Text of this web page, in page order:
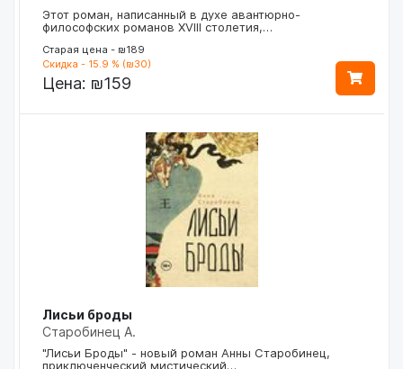
Этот роман, написанный в духе авантюрно-
философских романов XVIII столетия,…
Старая цена - ₪189
Скидка - 15.9 % (₪30)
Цена: ₪159
Лисьи броды
Старобинец А.
"Лисьи Броды" - новый роман Анны Старобинец,
приключенческий мистический…